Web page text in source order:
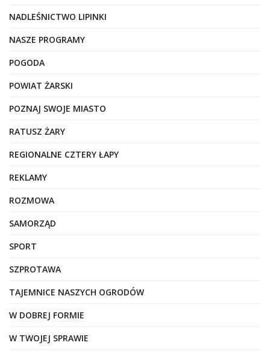
NADLEŚNICTWO LIPINKI
NASZE PROGRAMY
POGODA
POWIAT ŻARSKI
POZNAJ SWOJE MIASTO
RATUSZ ŻARY
REGIONALNE CZTERY ŁAPY
REKLAMY
ROZMOWA
SAMORZĄD
SPORT
SZPROTAWA
TAJEMNICE NASZYCH OGRODÓW
W DOBREJ FORMIE
W TWOJEJ SPRAWIE